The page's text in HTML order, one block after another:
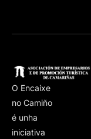
O Encaixe
no Camiño
é unha
iniciativa